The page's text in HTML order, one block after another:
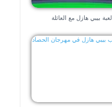
لعبة بيبي هازل مع العائلة